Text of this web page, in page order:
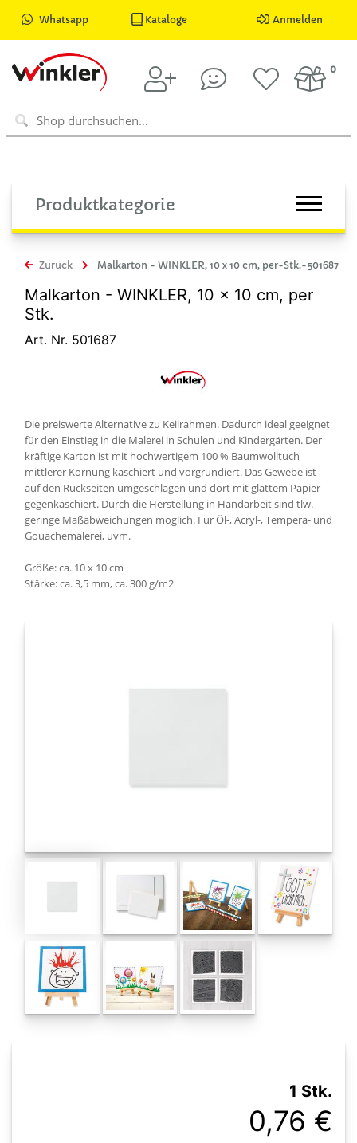
Whatsapp Kataloge Anmelden
0
Produktkategorie
Zurück Malkarton - WINKLER, 10 x 10 cm, per-Stk.-501687
Malkarton - WINKLER, 10 x 10 cm, per
Stk.
Art. Nr. 501687
Die preiswerte Alternative zu Keilrahmen. Dadurch ideal geeignet
für den Einstieg in die Malerei in Schulen und Kindergärten. Der
kräftige Karton ist mit hochwertigem 100 % Baumwolltuch
mittlerer Körnung kaschiert und vorgrundiert. Das Gewebe ist
auf den Rückseiten umgeschlagen und dort mit glattem Papier
gegenkaschiert. Durch die Herstellung in Handarbeit sind tlw.
geringe Maßabweichungen möglich. Für Öl-, Acryl-, Tempera- und
Gouachemalerei, uvm.
Größe: ca. 10 x 10 cm
Stärke: ca. 3,5 mm, ca. 300 g/m2
1 Stk.
0,76 €